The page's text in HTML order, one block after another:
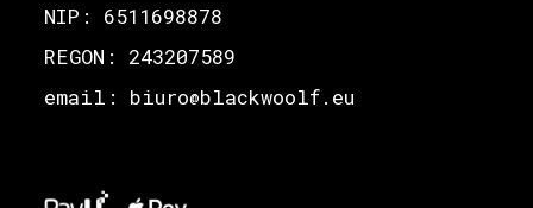
NIP: 6511698878
REGON: 243207589
email: biuro@blackwoolf.eu